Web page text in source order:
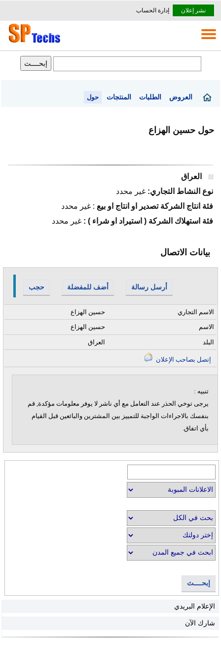
نشر إعلان إدارة الحساب
العروض الطلبات المنتجات حول
حول حسين الهزاع
العراق
نوع النشاط التجاري: غير محدد
فئة انتاج الشركة تصدير او انتاج او بيع : غير محدد
فئة استهلاك الشركة ( استيراد او شراء ) : غير محدد
بيانات الاتصال
حجب أضف للمفضلة أرسل رسالة
حسين الهزاع
الاسم التجاري
حسين الهزاع
الاسم
العراق البلد
تنبيه :
يرجى توخي الحذر عند التعامل مع أي ناشر لا يوفر معلومات مؤكدة, قم
بنفسك بالاجراءات الواجبة للتمييز بين المشترين والبائعين قبل القيام
بأي اتفاق.
إبحــــث
الإعلام البريدي
شارك الآن